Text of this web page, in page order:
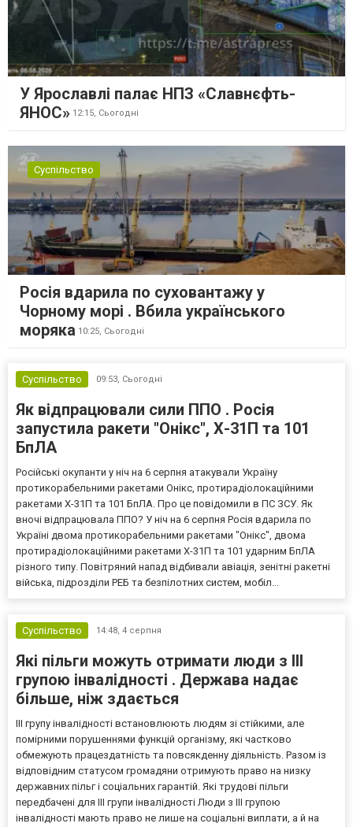
У Ярославлі палає НПЗ «Славнєфть-
ЯНОС» 12:15, Сьогодні
Суспільство
Росія вдарила по суховантажу у
Чорному морі . Вбила українського
моряка 10:25, Сьогодні
Суспільство 09:53, Сьогодні
Як відпрацювали сили ППО . Росія
запустила ракети "Онікс", Х-31П та 101
БпЛА
Російські окупанти у ніч на 6 серпня атакували Україну
протикорабельними ракетами Онікс, протирадіолокаційними
ракетами Х-31П та 101 БпЛА. Про це повідомили в ПС ЗСУ. Як
вночі відпрацювала ППО? У ніч на 6 серпня Росія вдарила по
Україні двома протикорабельними ракетами "Онікс", двома
протирадіолокаційними ракетами Х-31П та 101 ударним БпЛА
різного типу. Повітряний напад відбивали авіація, зенітні ракетні
війська, підрозділи РЕБ та безпілотних систем, мобіл...
Суспільство 14:48, 4 серпня
Які пільги можуть отримати люди з III
групою інвалідності . Держава надає
більше, ніж здається
III групу інвалідності встановлюють людям зі стійкими, але
помірними порушеннями функцій організму, які частково
обмежують працездатність та повсякденну діяльність. Разом із
відповідним статусом громадяни отримують право на низку
державних пільг і соціальних гарантій. Які трудові пільги
передбачені для III групи інвалідності Люди з III групою
інвалідності мають право не лише на соціальні виплати, а й на